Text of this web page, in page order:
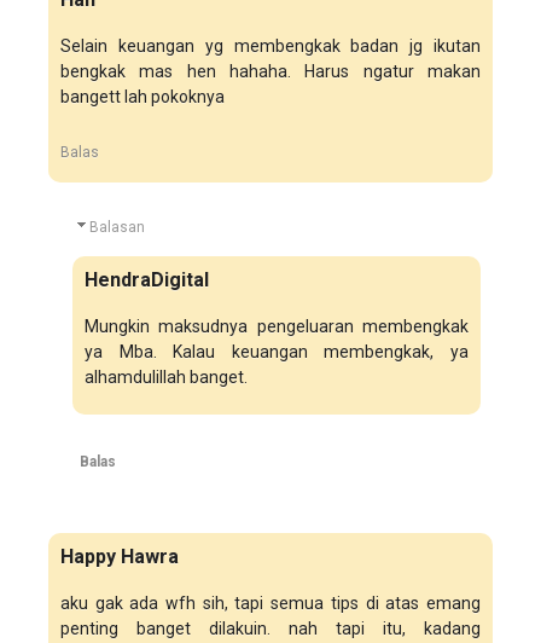
Selain keuangan yg membengkak badan jg ikutan
bengkak mas hen hahaha. Harus ngatur makan
bangett lah pokoknya
Balas
Balasan
HendraDigital
Mungkin maksudnya pengeluaran membengkak
ya Mba. Kalau keuangan membengkak, ya
alhamdulillah banget.
Balas
Happy Hawra
aku gak ada wfh sih, tapi semua tips di atas emang
penting banget dilakuin. nah tapi itu, kadang